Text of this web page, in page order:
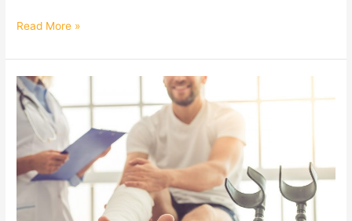
Read More »
Rehabilitacja
domowa
po
złamaniu
nadgarstka